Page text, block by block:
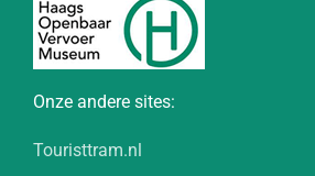
Onze andere sites:
Touristtram.nl